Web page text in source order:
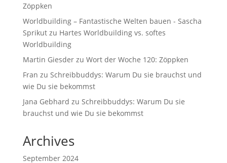
Zöppken
Worldbuilding – Fantastische Welten bauen - Sascha
Sprikutzu Hartes Worldbuilding vs. softes
Worldbuilding
Martin Giesderzu Wort der Woche 120: Zöppken
Fran zu Schreibbuddys: Warum Du sie brauchst und
wie Du sie bekommst
Jana Gebhard zu Schreibbuddys: Warum Du sie
brauchst und wie Du sie bekommst
Archives
September 2024